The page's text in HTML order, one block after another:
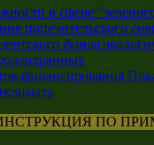
ПО